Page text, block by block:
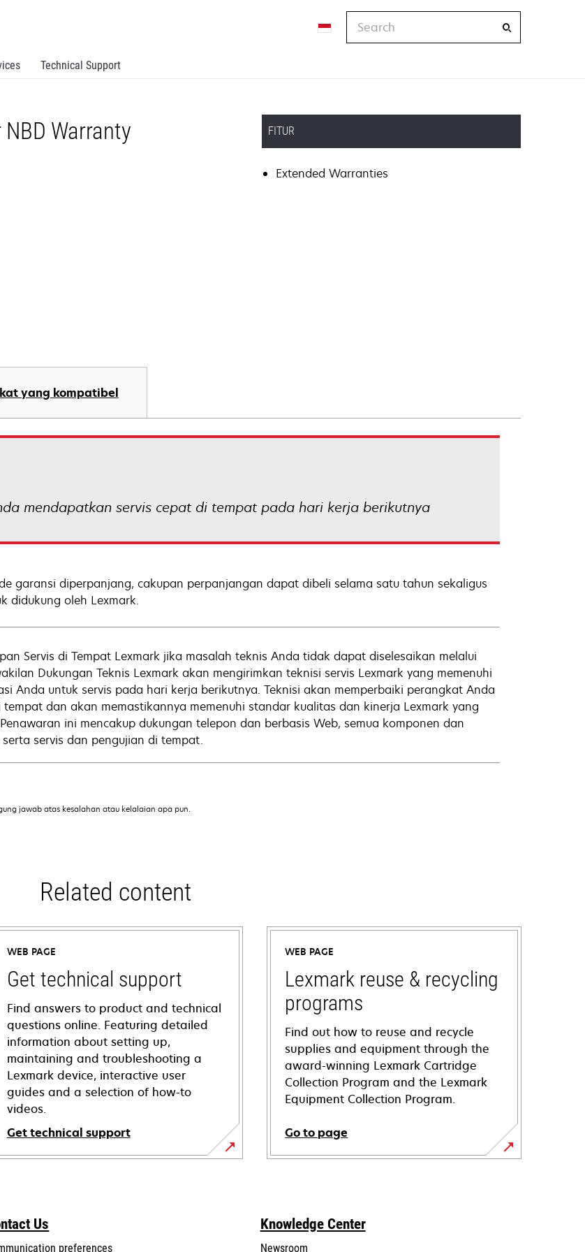
Technical Support
Warranty FITUR
Extended Warranties
yang kompatibel
mendapatkan servis cepat di tempat pada hari kerja berikutnya
garansi diperpanjang, cakupan perpanjangan dapat dibeli selama satu tahun sekaligus
didukung oleh Lexmark.
Servis di Tempat Lexmark jika masalah teknis Anda tidak dapat diselesaikan melalui
Dukungan Teknis Lexmark akan mengirimkan teknisi servis Lexmark yang memenuhi
Anda untuk servis pada hari kerja berikutnya. Teknisi akan memperbaiki perangkat Anda
tempat dan akan memastikannya memenuhi standar kualitas dan kinerja Lexmark yang
ini mencakup dukungan telepon dan berbasis Web, semua komponen dan
servis dan pengujian di tempat.
jawab atas kesalahan atau kelalaian apa pun.
Related content
WEB PAGE
Get technical support
Find answers to product and technical
questions online. Featuring detailed
information about setting up,
maintaining and troubleshooting a
Lexmark device, interactive user
guides and a selection of how-to
videos.
Get technical support
WEB PAGE
Lexmark reuse & recycling
programs
Find out how to reuse and recycle
supplies and equipment through the
award-winning Lexmark Cartridge
Collection Program and the Lexmark
Equipment Collection Program.
Go to page
Us
preferences
Knowledge Center
Newsroom